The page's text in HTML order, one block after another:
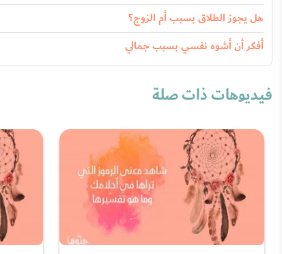
هل يجوز الطلاق بسبب أم الزوج؟
أفكر أن أشوه نفسي بسبب جمالي
فيديوهات ذات صلة